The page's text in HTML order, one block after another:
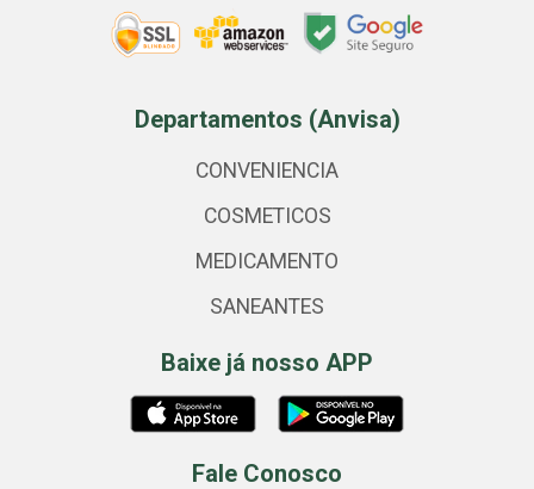
Departamentos (Anvisa)
CONVENIENCIA
COSMETICOS
MEDICAMENTO
SANEANTES
Baixe já nosso APP
Fale Conosco